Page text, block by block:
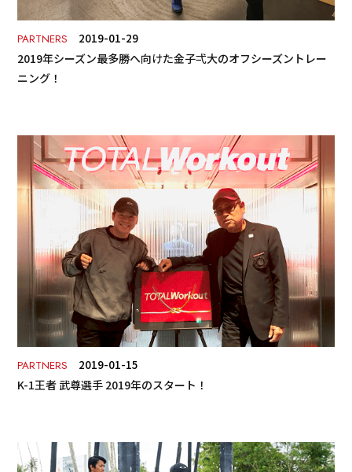
PARTNERS
2019-01-29
2019年シーズン最多勝へ向けた金子弌大のオフシーズントレー
ニング！
PARTNERS
2019-01-15
K-1王者 武尊選手 2019年のスタート！